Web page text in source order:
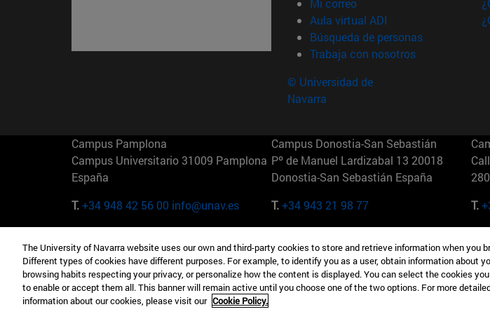
Mi correo
Aula virtual ADI (abre en nueva
Búsqueda de personas(abre en
Trabaja con nosotros(abre en nueva
© Universidad de
Navarra
Campus Pamplona
Campus Universitario 31009 Pamplona
España
T.+34 948 42 56 00 info@unav.es
Campus Donostia-San Sebastián
Pº de Manuel Lardizabal 13 20018
Donostia-San Sebastián España
T.+34 943 21 98 77
T.
Camino del Cerro Águila 3 28023
Madrid España
T.+34 912 11 30 00
165 W 57th St 10019-2201 Nueva York
EE.UU
T.+1 646 346 8850
T.
The University of Navarra website uses our own and third-party cookies to store and retrieve information when you
Different types of cookies have different purposes. For example, to identify you as a user, obtain information about
browsing habits respecting your privacy, or personalize how the content is displayed. You can select the cookies
to enable or accept them all. This banner will remain active until you choose one of the two options. For more
information about our cookies, please visit our Cookie Policy.